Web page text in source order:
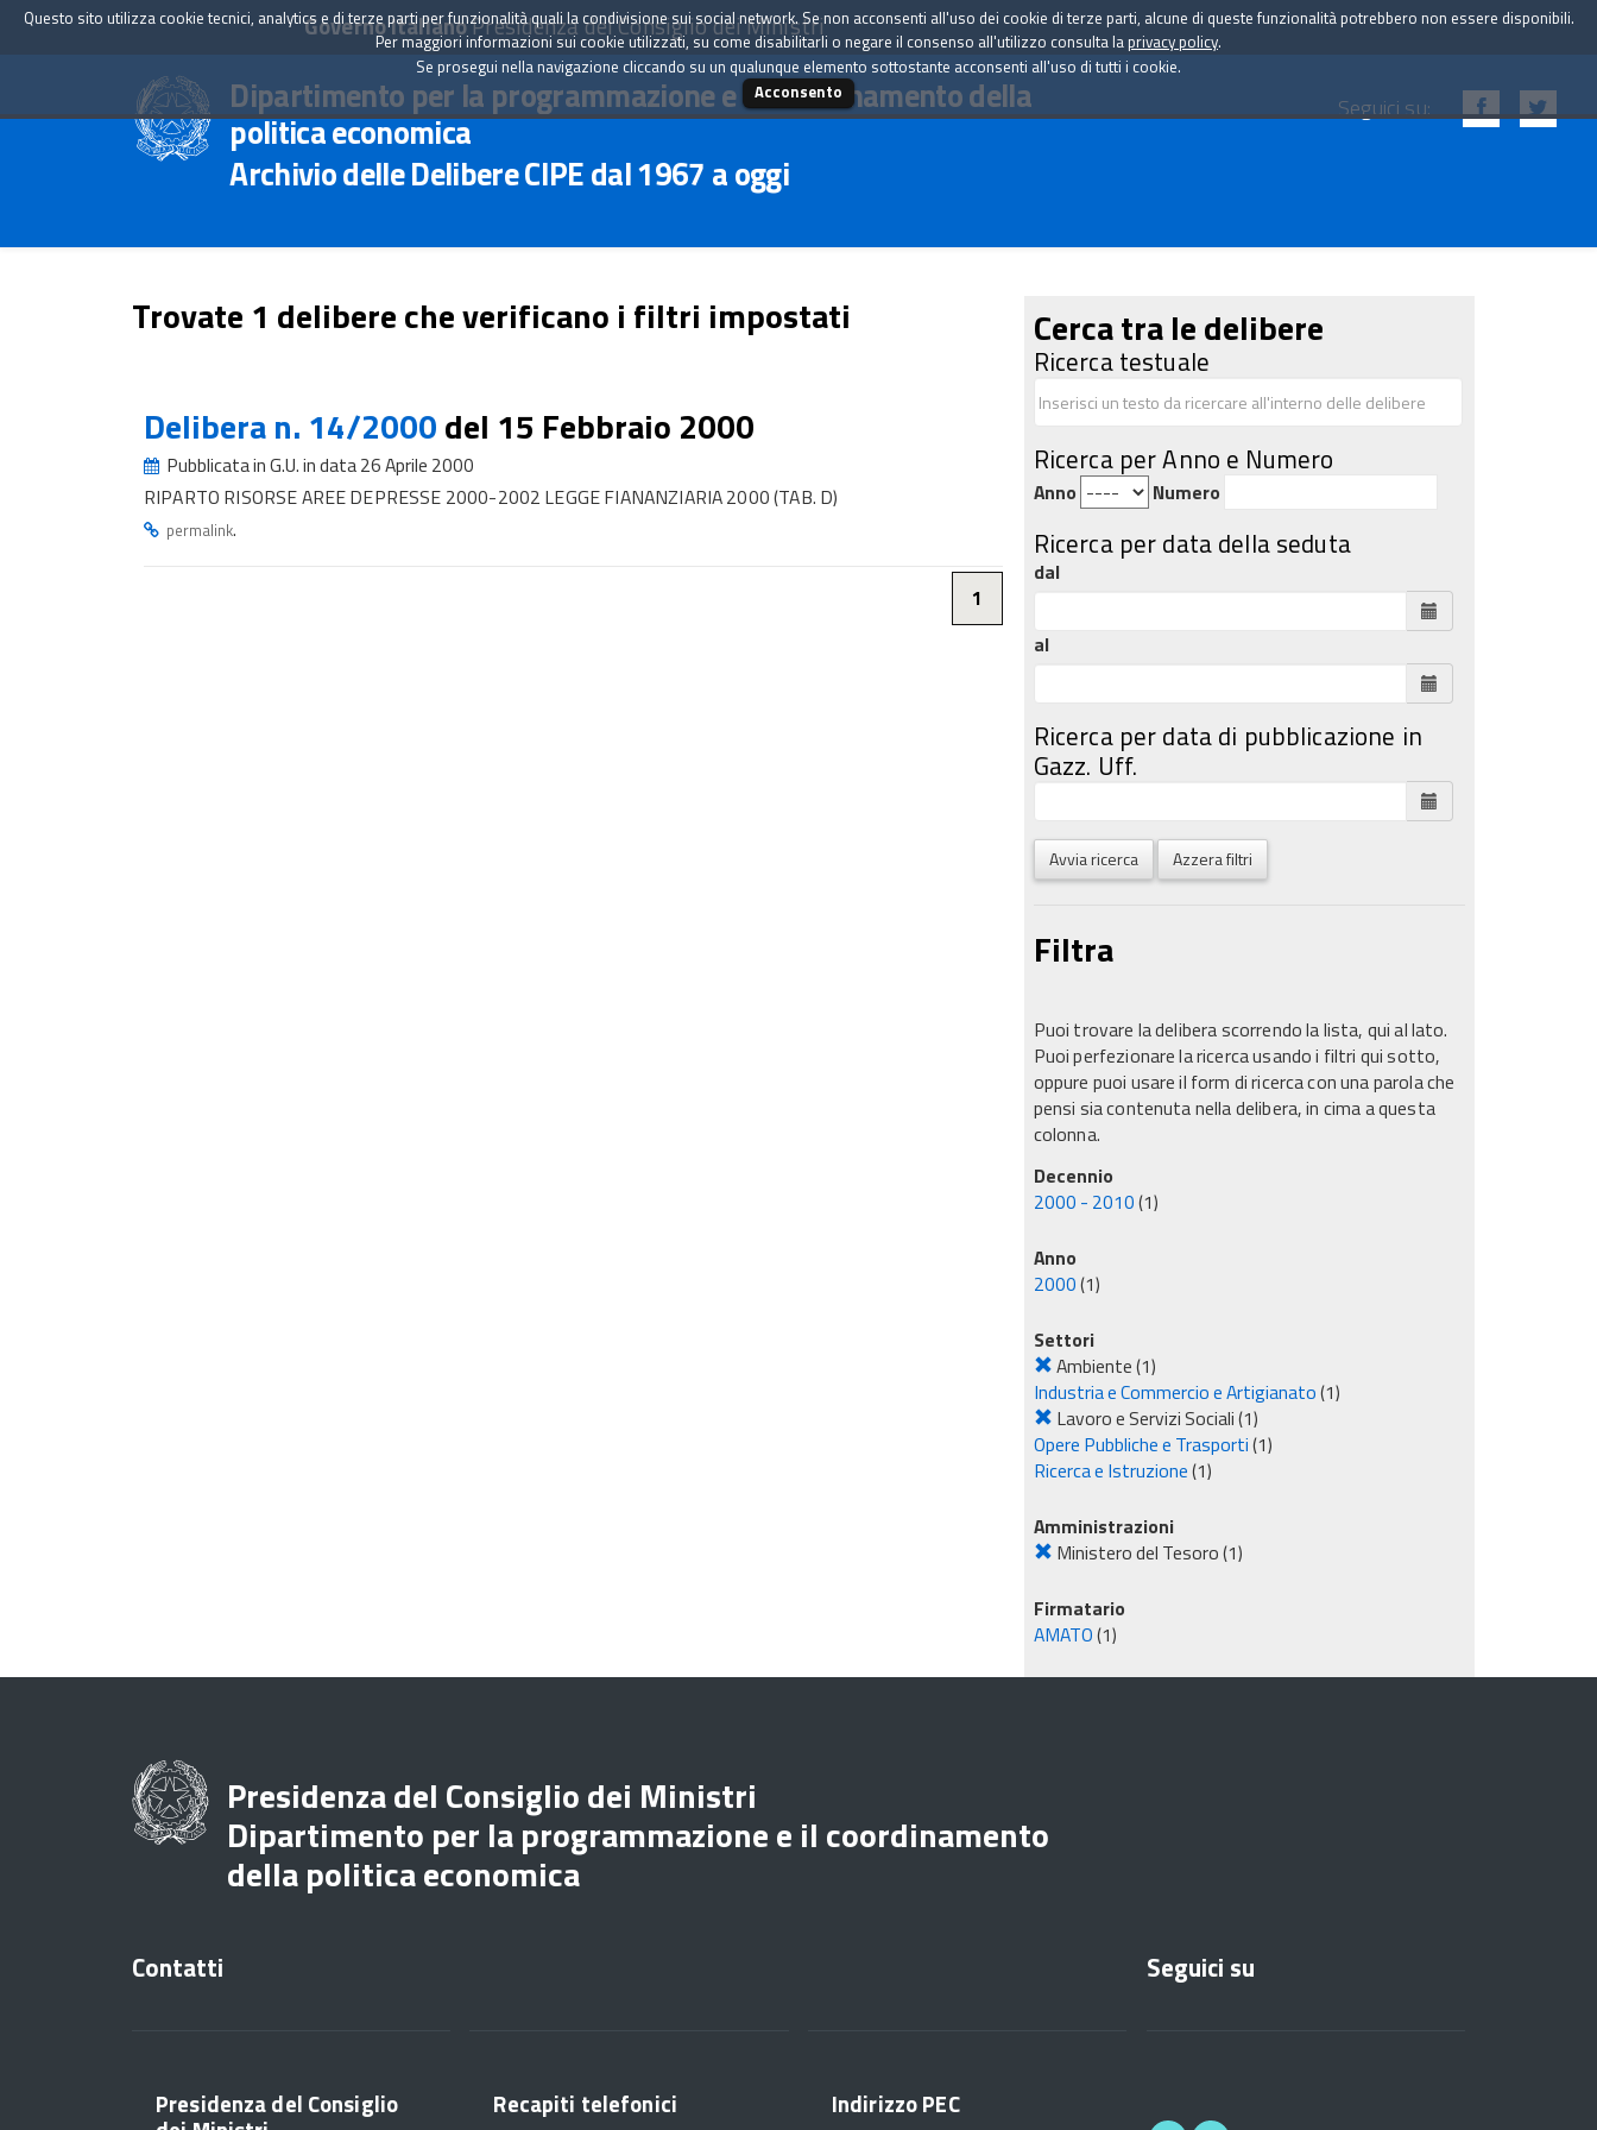
Governo ItalianoPresidenza del Consiglio dei Ministri
Dipartimento per la programmazione e il coordinamento della
politica economica
Archivio delle Delibere CIPE dal 1967 a oggi
Seguici su:
Trovate 1 delibere che verificano i filtri impostati
Delibera n. 14/2000del 15 Febbraio 2000
Pubblicata in G.U. in data 26 Aprile 2000
RIPARTO RISORSE AREE DEPRESSE 2000-2002 LEGGE FIANANZIARIA 2000 (TAB. D)
permalink.
1
Cerca tra le delibere
Ricerca testuale
Ricerca per Anno e Numero
Anno Numero
Ricerca per data della seduta
dal
al
Ricerca per data di pubblicazione in
Gazz. Uff.
Avvia ricerca Azzera filtri
Filtra
Puoi trovare la delibera scorrendo la lista, qui al lato.
Puoi perfezionare la ricerca usando i filtri qui sotto,
oppure puoi usare il form di ricerca con una parola che
pensi sia contenuta nella delibera, in cima a questa
colonna.
Decennio
2000 - 2010(1)
Anno
2000(1)
Settori
Ambiente(1)
Industria e Commercio e Artigianato(1)
Lavoro e Servizi Sociali(1)
Opere Pubbliche e Trasporti(1)
Ricerca e Istruzione(1)
Amministrazioni
Ministero del Tesoro(1)
Firmatario
AMATO(1)
Questo sito utilizza cookie tecnici, analytics e di terze parti per funzionalità quali la condivisione sui social network. Se non acconsenti all'uso dei cookie di terze parti, alcune di queste funzionalità potrebbero non essere disponibili.
Per maggiori informazioni sui cookie utilizzati, su come disabilitarli o negare il consenso all'utilizzo consulta la privacy policy.
Se prosegui nella navigazione cliccando su un qualunque elemento sottostante acconsenti all'uso di tutti i cookie.
Acconsento
Presidenza del Consiglio dei Ministri
Dipartimento per la programmazione e il coordinamento
della politica economica
Contatti
Presidenza del Consiglio Recapiti telefonici Indirizzo PEC
Seguici su